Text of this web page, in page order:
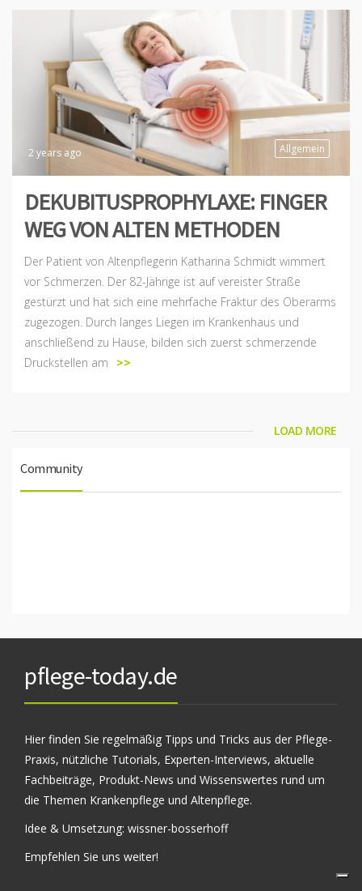
Allgemein
2 years ago
DEKUBITUSPROPHYLAXE: FINGER
WEG VON ALTEN METHODEN
Der Patient von Altenpflegerin Katharina Schmidt wimmert
vor Schmerzen. Der 82-Jährige ist auf vereister Straße
gestürzt und hat sich eine mehrfache Fraktur des Oberarms
zugezogen. Durch langes Liegen im Krankenhaus und
anschließend zu Hause, bilden sich zuerst schmerzende
Druckstellen am
>>
LOAD MORE
Community
pflege-today.de
Hier finden Sie regelmäßig Tipps und Tricks aus der Pflege-
Praxis, nützliche Tutorials, Experten-Interviews, aktuelle
Fachbeiträge, Produkt-News und Wissenswertes rund um
die Themen Krankenpflege und Altenpflege.
Idee & Umsetzung: wissner-bosserhoff
Empfehlen Sie uns weiter!